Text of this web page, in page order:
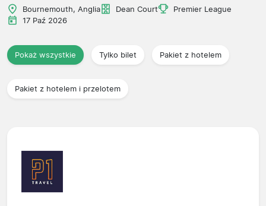
Biura podróży
Bournemouth, Anglia Dean Court
Premier League
17 Paź 2026
Pokaż wszystkie Tylko bilet Pakiet z hotelem
Pakiet z hotelem i przelotem